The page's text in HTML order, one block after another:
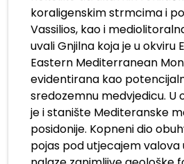
koraligenskim strmcima i
Vassilios, kao i
uvali Gnjilna koja je u okviru
Eastern Mediterranean
evidentirana kao
sredozemnu medvjedicu. U
je i stanište Mediteranske
posidonije. Kopneni dio
pojas pod utjecajem valova